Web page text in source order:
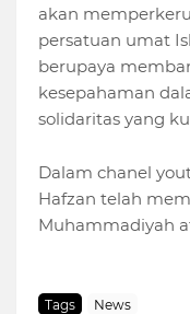
akan
persatuan umat
berupaya
kesepahaman
solidaritas yang
Dalam chanel
Hafzan telah
Muhammadiyah
Tags News